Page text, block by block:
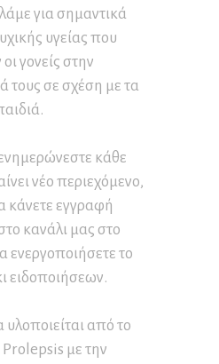
για σημαντικά
υγείας που
γονείς στην
τους σε σχέση με τα
κάθε
νέο περιεχόμενο,
κάνετε εγγραφή
κανάλι μας στο
ενεργοποιήσετε το
ειδοποιήσεων.
από το
Prolepsis με την